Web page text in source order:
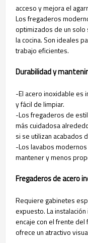
acceso y mejora el
Los fregaderos
optimizados de un solo
la cocina. Son ideales
trabajo eficientes.
Durabilidad y
-El acero inoxidable es
y fácil de limpiar.
-Los fregaderos de
más cuidadosa
si se utilizan acabados
-Los lavabos
mantener y menos
Fregaderos de acero
Requiere gabinetes
expuesto. La
encaje con el frente del
ofrece un atractivo